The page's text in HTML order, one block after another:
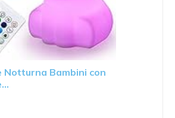
Notturna Bambini con